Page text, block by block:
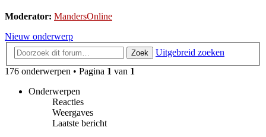
Moderator: MandersOnline
Nieuw onderwerp
Zoek
Uitgebreid zoeken
176 onderwerpen • Pagina 1 van 1
Onderwerpen
Reacties
Weergaves
Laatste bericht